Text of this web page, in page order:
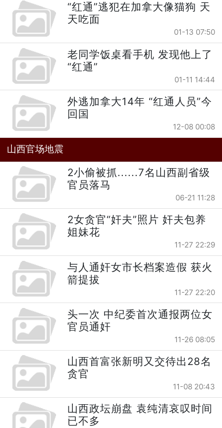
“红通”逃犯在加拿大像猫狗 天
天吃面
01-13 07:50
老同学饭桌看手机 发现他上了
“红通”
01-11 14:44
外逃加拿大14年 “红通人员”今
回国
12-08 00:08
山西官场地震
2小偷被抓......7名山西副省级
官员落马
06-21 11:28
2女贪官“奸夫”照片 奸夫包养
姐妹花
11-27 22:29
与人通奸女市长档案造假 获火
箭提拔
11-27 22:20
头一次 中纪委首次通报两位女
官员通奸
11-26 08:05
山西首富张新明又交待出28名
贪官
11-08 20:43
山西政坛崩盘 袁纯清哀叹时间
已不多